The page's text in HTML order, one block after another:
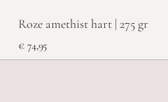
Roze amethist hart | 275 gr
€74,95